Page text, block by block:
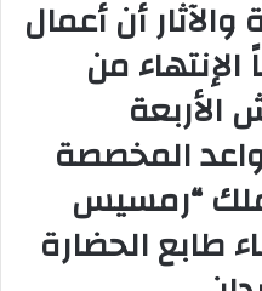
أن أعمال
من
الأربعة
المخصصة
“رمسيس
طابع الحضارة